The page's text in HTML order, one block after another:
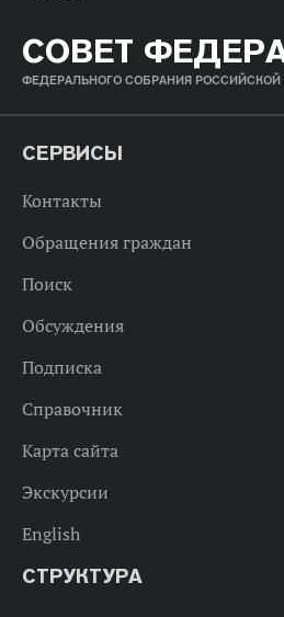
СОВЕТ
ФЕДЕРАЛЬНОГО СОБРАНИЯ
СЕРВИСЫ
Контакты
Обращения граждан
Поиск
Обсуждения
Подписка
Справочник
Карта сайта
Экскурсии
English
СТРУКТУРА